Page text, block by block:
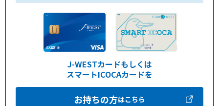
J-WESTカードもしくは
スマートICOCAカードを
お持ちの方はこちら